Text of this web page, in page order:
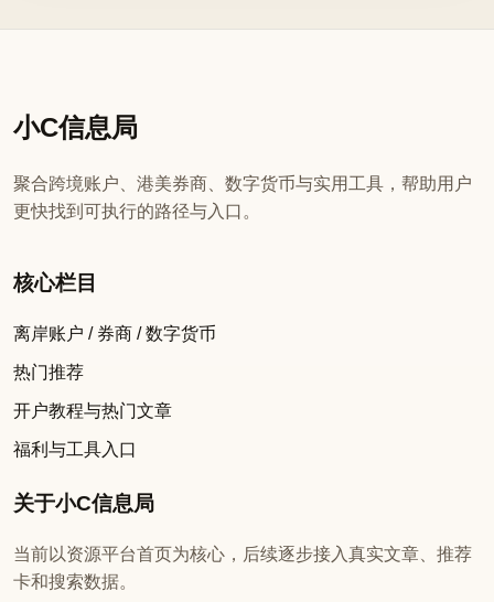
小C信息局
聚合跨境账户、港美券商、数字货币与实用工具，帮助用户
更快找到可执行的路径与入口。
核心栏目
离岸账户 / 券商 / 数字货币
热门推荐
开户教程与热门文章
福利与工具入口
关于小C信息局
当前以资源平台首页为核心，后续逐步接入真实文章、推荐
卡和搜索数据。